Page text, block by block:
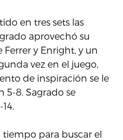
en tres sets las
aprovechó su
Ferrer y Enright, y un
vez en el juego,
de inspiración se le
5-8. Sagrado se
para buscar el